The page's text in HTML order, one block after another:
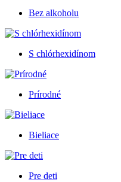
Bez alkoholu
S chlórhexidínom
Prírodné
Bieliace
Pre deti